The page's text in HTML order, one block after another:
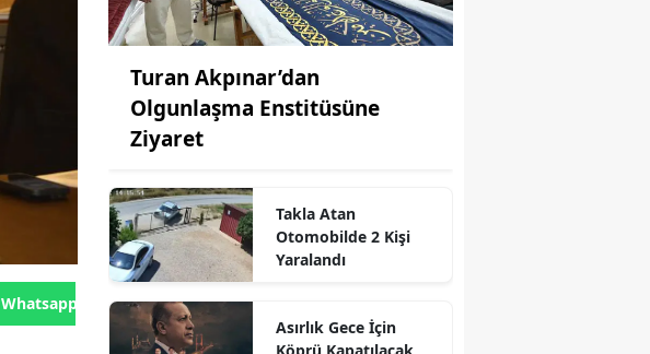
Whatsapp'tan Gönder
Turan Akpınar’dan
Olgunlaşma Enstitüsüne
Ziyaret
Takla Atan
Otomobilde 2 Kişi
Yaralandı
Asırlık Gece İçin